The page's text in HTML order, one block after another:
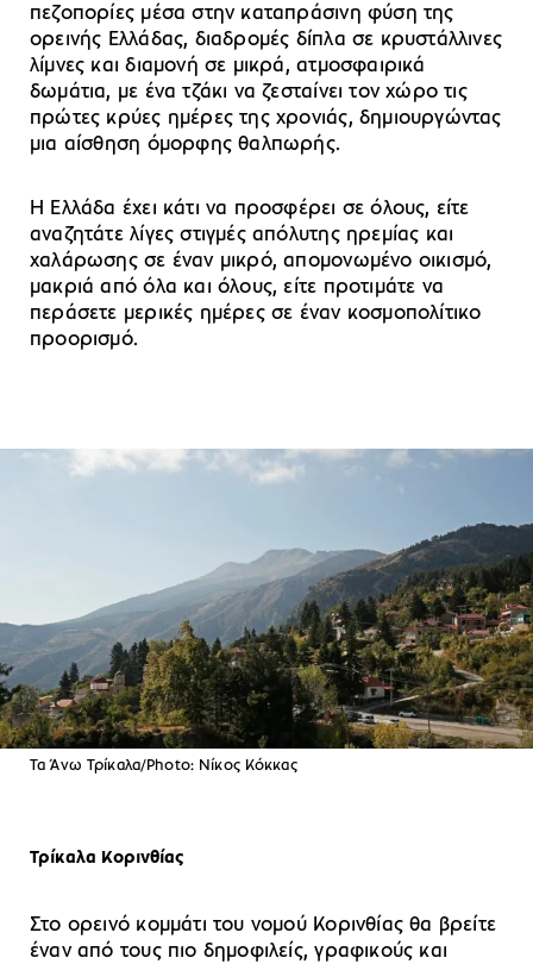
πεζοπορίες μέσα στην καταπράσινη φύση της
ορεινής Ελλάδας, διαδρομές δίπλα σε κρυστάλλινες
λίμνες και διαμονή σε μικρά, ατμοσφαιρικά
δωμάτια, με ένα τζάκι να ζεσταίνει τον χώρο τις
πρώτες κρύες ημέρες της χρονιάς, δημιουργώντας
μια αίσθηση όμορφης θαλπωρής.
Η Ελλάδα έχει κάτι να προσφέρει σε όλους, είτε
αναζητάτε λίγες στιγμές απόλυτης ηρεμίας και
χαλάρωσης σε έναν μικρό, απομονωμένο οικισμό,
μακριά από όλα και όλους, είτε προτιμάτε να
περάσετε μερικές ημέρες σε έναν κοσμοπολίτικο
προορισμό.
Τα Άνω Τρίκαλα/Photo: Νίκος Κόκκας
Τρίκαλα Κορινθίας
Στο ορεινό κομμάτι του νομού Κορινθίας θα βρείτε
έναν από τους πιο δημοφιλείς, γραφικούς και